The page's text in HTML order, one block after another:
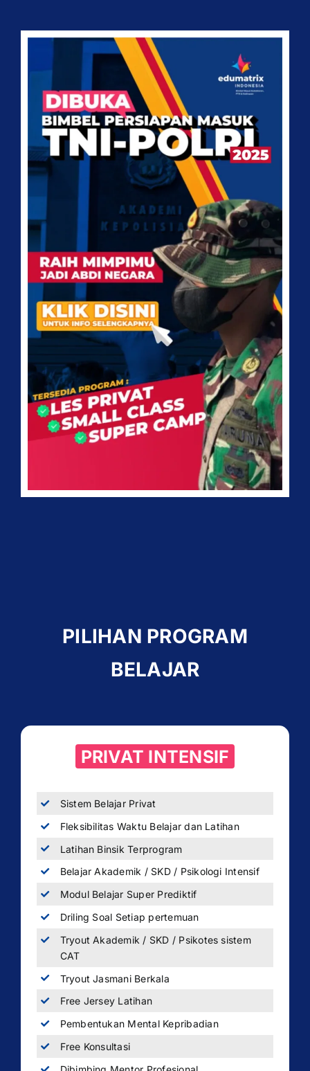
PILIHAN PROGRAM
BELAJAR
PRIVAT INTENSIF
Sistem Belajar Privat
Fleksibilitas Waktu Belajar dan Latihan
Latihan Binsik Terprogram
Belajar Akademik / SKD / Psikologi Intensif
Modul Belajar Super Prediktif
Driling Soal Setiap pertemuan
Tryout Akademik / SKD / Psikotes sistem
CAT
Tryout Jasmani Berkala
Free Jersey Latihan
Pembentukan Mental Kepribadian
Free Konsultasi